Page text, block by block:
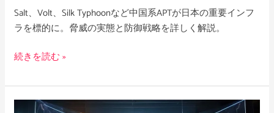
っ
て
く
き
Salt、Volt、Silk Typhoonなど中国系APTが日本の重要インフ
ラを標的に。脅威の実態と防御戦略を詳しく解説。
す
中
系
続きを読む »